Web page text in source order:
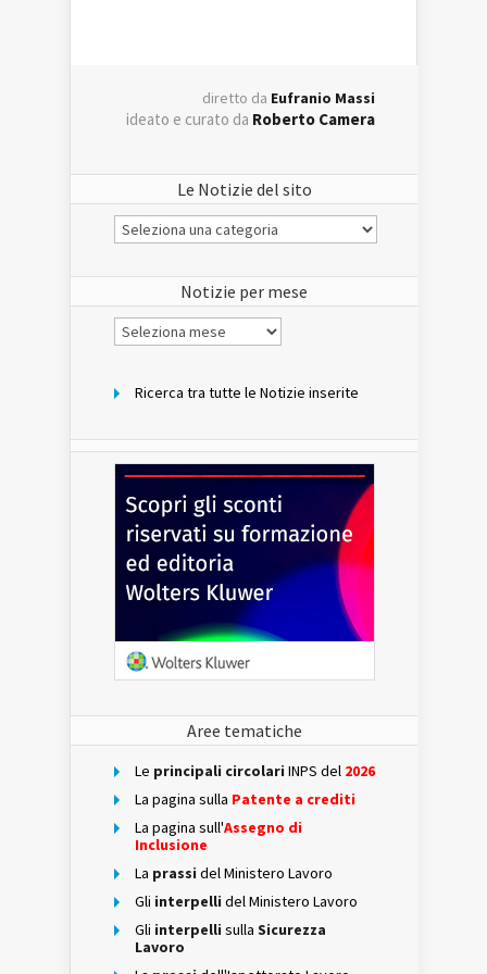
diretto da Eufranio Massi
ideato e curato da Roberto Camera
Le Notizie del sito
Le
Notizie
Notizie per mese
Notizie
per
Ricerca tra tutte le Notizie inserite
Aree tematiche
Le principali circolari INPS del 2026
La pagina sulla Patente a crediti
La pagina sull'Assegno di
Inclusione
La prassi del Ministero Lavoro
Gli interpelli del Ministero Lavoro
Gli interpelli sulla Sicurezza
Lavoro